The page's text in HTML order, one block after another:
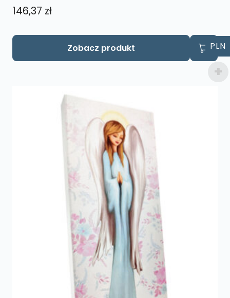
146,37 zł
Zobacz produkt PLN